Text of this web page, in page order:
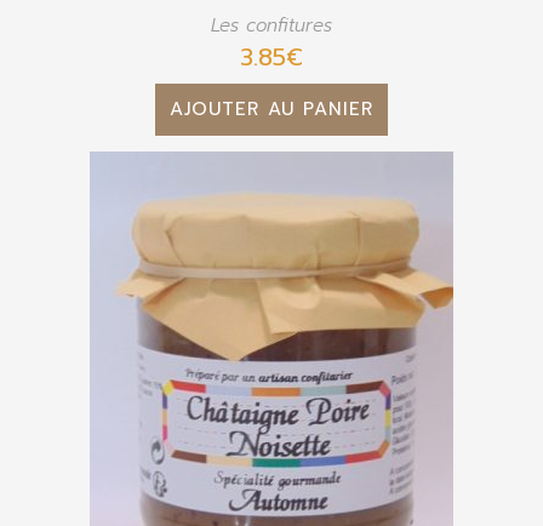
Les confitures
3.85€
AJOUTER AU PANIER